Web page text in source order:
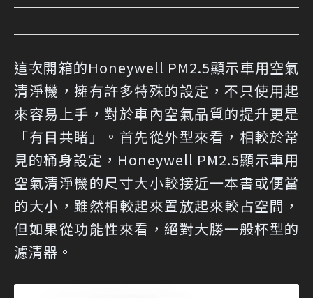
這次開箱的Honeywell PM2.5顯示車用空氣
清淨機，擁有許多特殊的設定，不只使用起
來容易上手，對於車內空氣品質的提升更是
「有目共睹」。首先從外型來看，相較於常
見的桶身設定，Honeywell PM2.5顯示車用
空氣清淨機的尺寸大小較接近一本書或便當
的大小，雖然相較起來置放起來較占空間，
但如果從功能性來看，絕對大勝一般杯型的
濾清器。